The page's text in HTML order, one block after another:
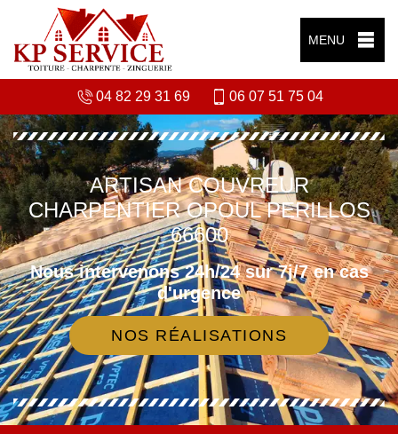
MENU
04 82 29 31 69 06 07 51 75 04
ARTISAN COUVREUR
CHARPENTIER OPOUL PERILLOS
66600
Nous intervenons 24h/24 sur 7j/7 en cas
d'urgence
NOS RÉALISATIONS